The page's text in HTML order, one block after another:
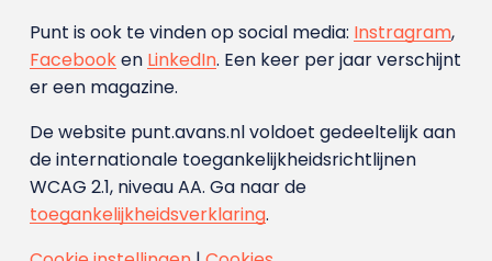
Punt is ook te vinden op social media: Instragram,
Facebooken LinkedIn. Een keer per jaar verschijnt
er een magazine.
De website punt.avans.nl voldoet gedeeltelijk aan
de internationale toegankelijkheidsrichtlijnen
WCAG 2.1, niveau AA. Ga naar de
toegankelijkheidsverklaring.